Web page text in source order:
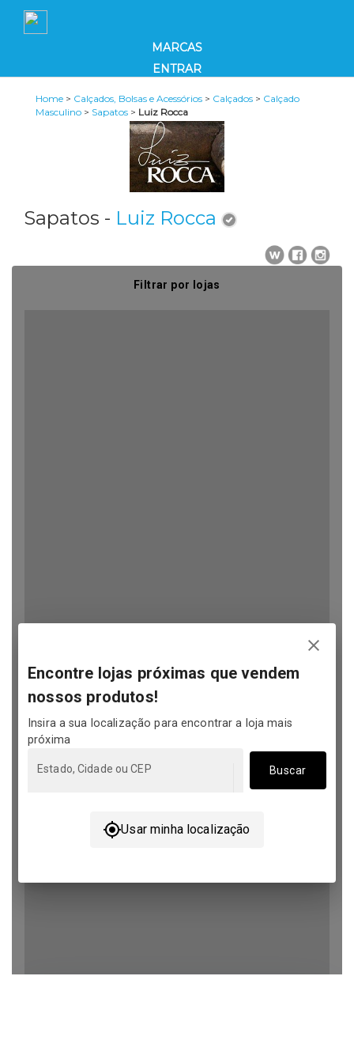
MARCAS
ENTRAR
Home > Calçados, Bolsas e Acessórios > Calçados > Calçado
Masculino > Sapatos > Luiz Rocca
Sapatos - Luiz Rocca